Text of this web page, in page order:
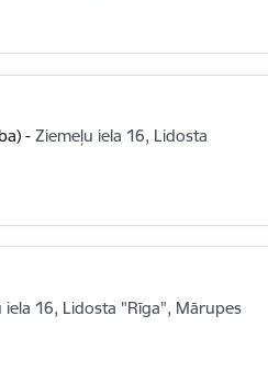
- Ziemeļu iela 16, Lidosta
iela 16, Lidosta "Rīga", Mārupes